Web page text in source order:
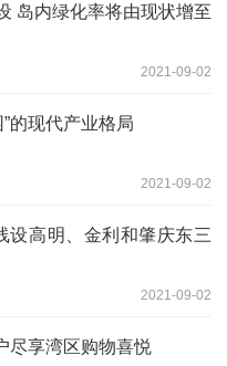
岛内绿化率将由现状增至
2021-09-02
的现代产业格局
2021-09-02
设高明、金利和肇庆东三
2021-09-02
尽享湾区购物喜悦